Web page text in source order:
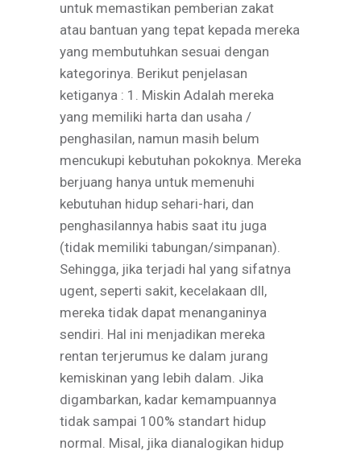
untuk memastikan pemberian zakat
atau bantuan yang tepat kepada mereka
yang membutuhkan sesuai dengan
kategorinya. Berikut penjelasan
ketiganya : 1. Miskin Adalah mereka
yang memiliki harta dan usaha /
penghasilan, namun masih belum
mencukupi kebutuhan pokoknya. Mereka
berjuang hanya untuk memenuhi
kebutuhan hidup sehari-hari, dan
penghasilannya habis saat itu juga
(tidak memiliki tabungan/simpanan).
Sehingga, jika terjadi hal yang sifatnya
ugent, seperti sakit, kecelakaan dll,
mereka tidak dapat menanganinya
sendiri. Hal ini menjadikan mereka
rentan terjerumus ke dalam jurang
kemiskinan yang lebih dalam. Jika
digambarkan, kadar kemampuannya
tidak sampai 100% standart hidup
normal. Misal, jika dianalogikan hidup